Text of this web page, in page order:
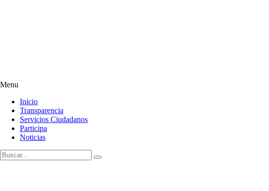
Menu
Inicio
Transparencia
Servicios Ciudadanos
Participa
Noticias